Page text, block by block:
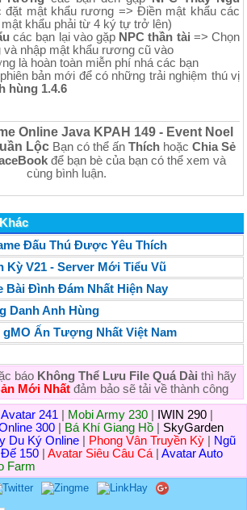
đặt mật khẩu rương => Điền mật khẩu các
khẩu phải từ 4 ký tự trở lên)
các bạn lại vào gặp NPC thần tài => Chọn
nhập mật khẩu rương cũ vào
là hoàn toàn miễn phí nhá các bạn
bản mới để có những trải nghiệm thú vị
hùng 1.4.6
Online Java KPAH 149 - Event Noel
Lộc Bạn có thể ấn Thích hoặc Chia Sẻ
để bạn bè của bạn có thể xem và
cùng bình luận.
Đấu Thú Được Yêu Thích
Kỳ V21 - Server Mới Tiểu Vũ
Bài Đình Đám Nhất Hiện Nay
Danh Anh Hùng
gMO Ấn Tượng Nhất Việt Nam
báo Không Thể Lưu File Quá Dài thì hãy
Mới Nhất đảm bảo sẽ tải về thành công
Avatar 241 Mobi Army 230 IWIN 290
300 Bá Khí Giang Hồ
SkyGarden
Du Ký Online Phong Vân Truyền Kỳ
Ngũ
Đế 150 Avatar Siêu Câu Cá
Avatar Auto
Farm